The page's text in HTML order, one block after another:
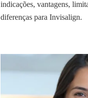
indicações, vantagens,
diferenças para Invisalign.